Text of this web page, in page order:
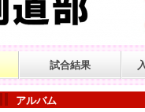
試合結果
アルバム